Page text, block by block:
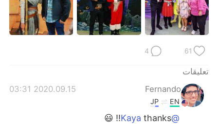
Türkçe Tiếng Việt
61
4
تعليقات
Fernando
2020.09.15 03:31
EN
JP
@Kaya
thanks!! 😃